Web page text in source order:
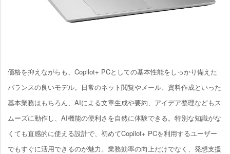
価格を抑えながらも、Copilot+ PCとしての基本性能をしっかり備えた
バランスの良いモデル。日常のネット閲覧やメール、資料作成といった
基本業務はもちろん、AIによる文章生成や要約、アイデア整理などもス
ムーズに動作し、AI機能の便利さを自然に体験できる。特別な知識がな
くても直感的に使える設計で、初めてCopilot+ PCを利用するユーザー
でもすぐに活用できるのが魅力。業務効率の向上だけでなく、発想支援